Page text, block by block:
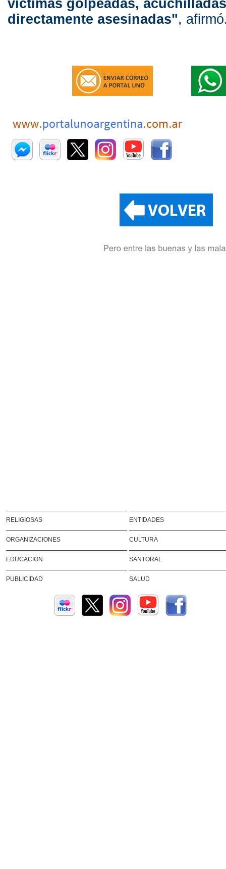
víctimas golpeadas,
directamente asesinadas",
RELIGIOSAS ENTIDADES
ORGANIZACIONES CULTURA
EDUCACION SANTORAL
PUBLICIDAD SALUD